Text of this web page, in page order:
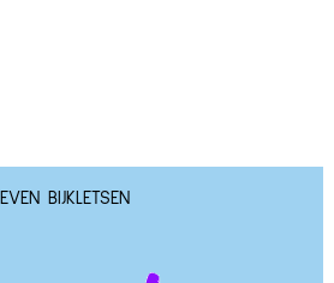
EVEN BIJKLETSEN